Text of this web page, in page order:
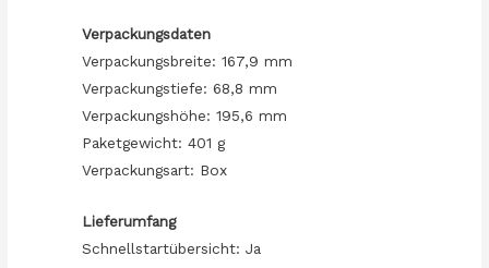
Verpackungsdaten
Verpackungsbreite: 167,9 mm
Verpackungstiefe: 68,8 mm
Verpackungshöhe: 195,6 mm
Paketgewicht: 401 g
Verpackungsart: Box
Lieferumfang
Schnellstartübersicht: Ja